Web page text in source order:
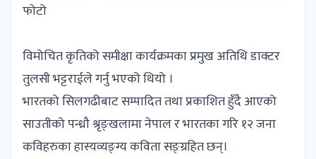
फोटो
विमोचित कृतिको समीक्षा कार्यक्रमका प्रमुख अतिथि डाक्टर
तुलसी भट्टराईले गर्नु भएको थियो ।
भारतको सिलगढीबाट सम्पादित तथा प्रकाशित हुँदै आएको
साउतीको पन्ध्रौ श्रृङ्खलामा नेपाल र भारतका गरि १२ जना
कविहरुका हास्यव्यङ्ग्य कविता सङ्ग्रहित छन्।